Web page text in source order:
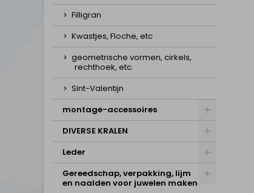
Filligran
Kwastjes, Floche, etc
geometrische vormen, cirkels,
rechthoek, etc.
Sint-Valentijn
montage-accessoires
DIVERSE KRALEN
Leder
Gereedschap, verpakking, lijm
en naalden voor juwelen maken